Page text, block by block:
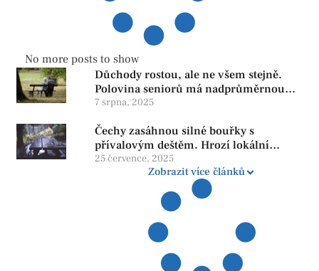
No more posts to show
Důchody rostou, ale ne všem stejně.
Polovina seniorů má nadprůměrnou
penzi, tisíce však žijí pod hranicí
reformy
7 srpna, 2025
Čechy zasáhnou silné bouřky s
přívalovým deštěm. Hrozí lokální
zatopení
25 července, 2025
Zobrazit více článků